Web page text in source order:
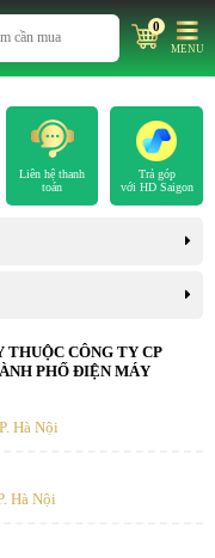
0
MENU
Liên hệ thanh
toán
Trả góp
với HD Saigon
CÔNG TY CP
PHỐ ĐIỆN MÁY
Hà Nội
Hà Nội